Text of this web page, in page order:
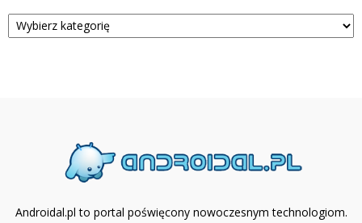
Kategorie
Androidal.pl to portal poświęcony nowoczesnym technologiom.